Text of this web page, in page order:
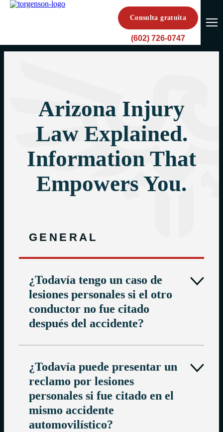
Consulta gratuita
(602) 726-0747
Arizona Injury
Law Explained.
Information That
Empowers You.
GENERAL
¿Todavía tengo un caso de
lesiones personales si el otro
conductor no fue citado
después del accidente?
¿Todavía puede presentar un
reclamo por lesiones
personales si fue citado en el
mismo accidente
automovilístico?